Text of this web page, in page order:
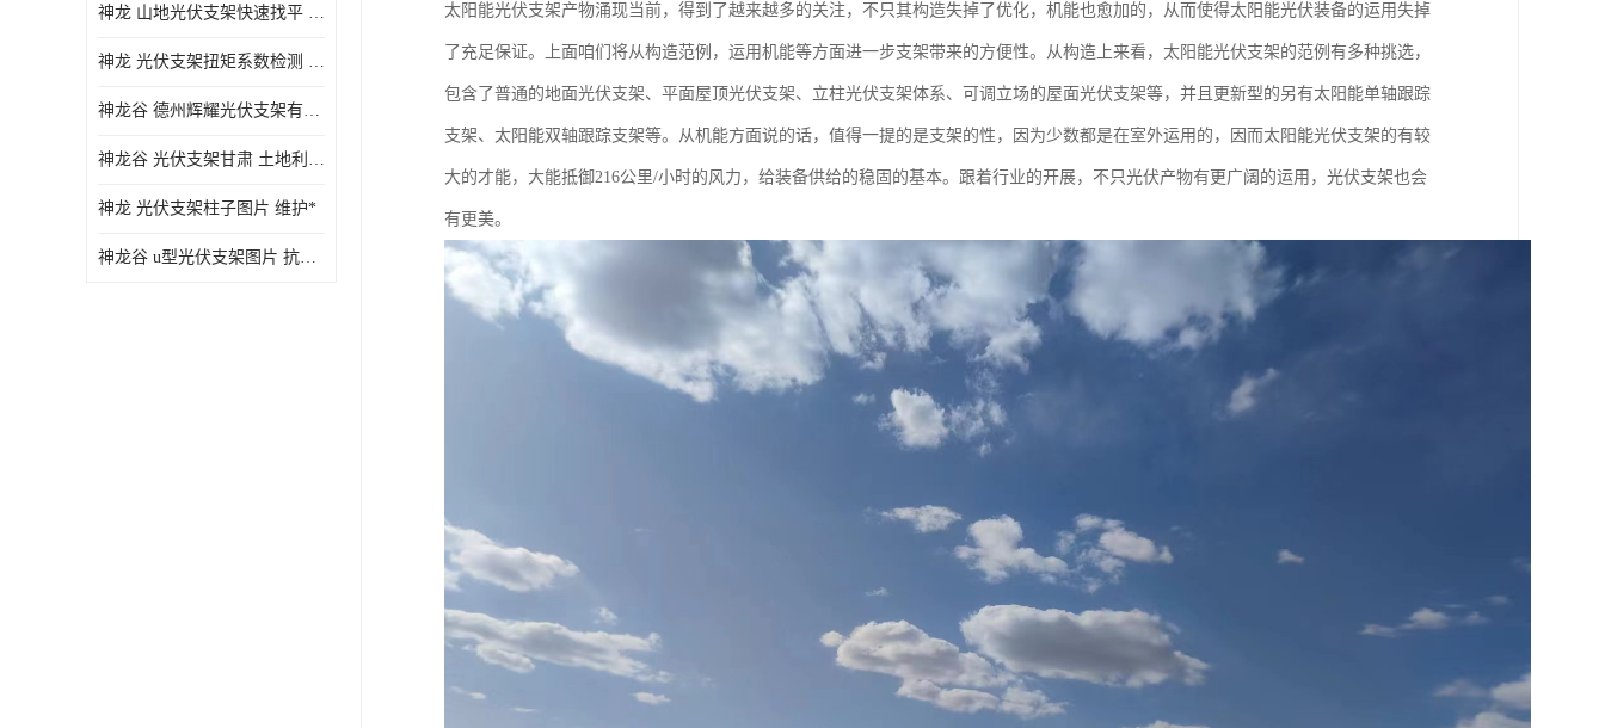
神龙 山地光伏支架快速找平 抗风耐压
神龙 光伏支架扭矩系数检测 适应性强
神龙谷 德州辉耀光伏支架有限公司 材质多样
神龙谷 光伏支架甘肃 土地利用率高
神龙 光伏支架柱子图片 维护*
神龙谷 u型光伏支架图片 抗紫外线
太阳能光伏支架产物涌现当前，得到了越来越多的关注，不只其构造失掉了优化，机能也愈加的，从而使得太阳能光伏装备的运用失掉
了充足保证。上面咱们将从构造范例，运用机能等方面进一步支架带来的方便性。从构造上来看，太阳能光伏支架的范例有多种挑选，
包含了普通的地面光伏支架、平面屋顶光伏支架、立柱光伏支架体系、可调立场的屋面光伏支架等，并且更新型的另有太阳能单轴跟踪
支架、太阳能双轴跟踪支架等。从机能方面说的话，值得一提的是支架的性，因为少数都是在室外运用的，因而太阳能光伏支架的有较
大的才能，大能抵御216公里/小时的风力，给装备供给的稳固的基本。跟着行业的开展，不只光伏产物有更广阔的运用，光伏支架也会
有更美。